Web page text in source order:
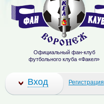
Официальный фан-клуб
футбольного клуба «Факел»
Вход Регистрация